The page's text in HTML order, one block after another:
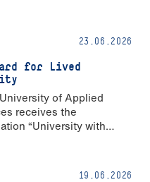
23.06.2026
for Lived
of Applied
receives the
“University with
19.06.2026